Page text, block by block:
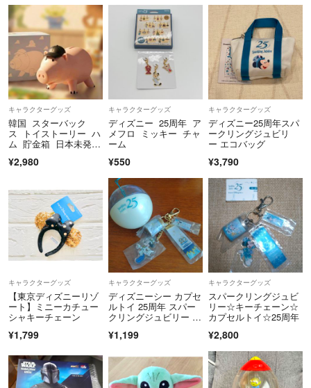
キャラクターグッズ
韓国 スターバック
ス トイストーリー ハ
ム 貯金箱 日本未発
¥2,980
キャラクターグッズ
ディズニー 25周年 ア
メフロ ミッキー チャ
ーム
¥550
キャラクターグッズ
ディズニー25周年スパ
ークリングジュビリ
ー エコバッグ
¥3,790
キャラクターグッズ
【東京ディズニーリゾ
ート】ミニーカチュー
シャキーチェーン
¥1,799
キャラクターグッズ
ディズニーシー カプセ
ルトイ 25周年 スパー
クリングジュビリー キ
¥1,199
キャラクターグッズ
スパークリングジュビ
リー☆キーチェーン☆
カプセルトイ☆25周年
¥2,800